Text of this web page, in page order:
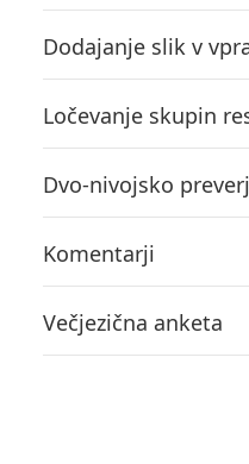
Dodajanje slik v
Ločevanje skupin
Dvo-nivojsko
Komentarji
Večjezična anketa